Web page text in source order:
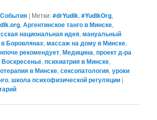
События | Метки:#‎drYudik,#YudikOrg,
,Аргентинское танго в Минске,
национальная идея,мануальный
Боровлянах,массаж на дому в Минске,
рекомендует,Медицина,проект д-ра
,психиатрия в Минске,
в Минске,сексопатология,уроки
,школа психофизической регуляции |